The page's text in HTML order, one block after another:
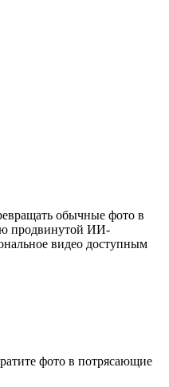
обычные фото в
продвинутой ИИ-
видео доступным
фото в потрясающие